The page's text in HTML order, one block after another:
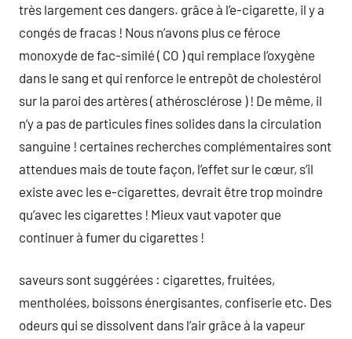
très largement ces dangers. grâce à l’e-cigarette, il y a
congés de fracas ! Nous n’avons plus ce féroce
monoxyde de fac-similé ( CO ) qui remplace l’oxygène
dans le sang et qui renforce le entrepôt de cholestérol
sur la paroi des artères ( athérosclérose ) ! De même, il
n’y a pas de particules fines solides dans la circulation
sanguine ! certaines recherches complémentaires sont
attendues mais de toute façon, l’effet sur le cœur, s’il
existe avec les e-cigarettes, devrait être trop moindre
qu’avec les cigarettes ! Mieux vaut vapoter que
continuer à fumer du cigarettes !
saveurs sont suggérées : cigarettes, fruitées,
mentholées, boissons énergisantes, confiserie etc. Des
odeurs qui se dissolvent dans l’air grâce à la vapeur